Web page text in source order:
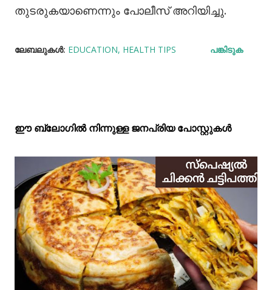
തുടരുകയാണെന്നും പോലീസ് അറിയിച്ചു.
ലേബലുകള്‍: EDUCATION HEALTH TIPS പങ്കിടുക
ഈ ബ്ലോഗിൽ നിന്നുള്ള ജനപ്രിയ പോസ്റ്റുകള്‍‌